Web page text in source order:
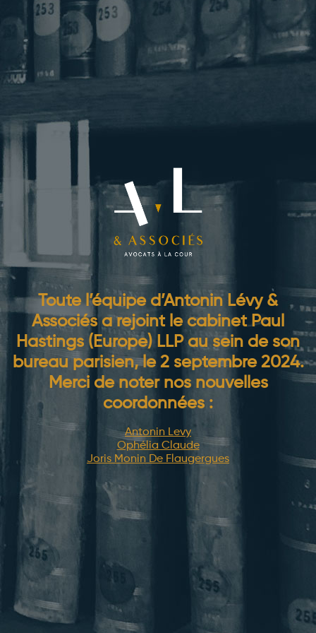
Toute l’équipe d’Antonin Lévy &
Associés a rejoint le cabinet Paul
Hastings (Europe) LLP au sein de son
bureau parisien, le 2 septembre 2024.
Merci de noter nos nouvelles
coordonnées :
Antonin Levy
Ophélia Claude
Joris Monin De Flaugergues